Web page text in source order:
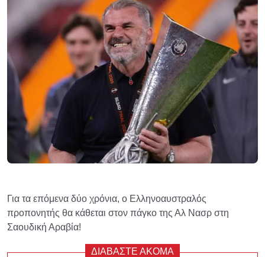
Για τα επόμενα δύο χρόνια, ο Ελληνοαυστραλός
προπονητής θα κάθεται στον πάγκο της Αλ Νασρ στη
Σαουδική Αραβία!
ΔΙΑΒΑΣΤΕ ΑΚΟΜΑ